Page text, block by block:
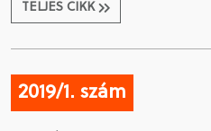
TELJES CIKK
2019/1. szám